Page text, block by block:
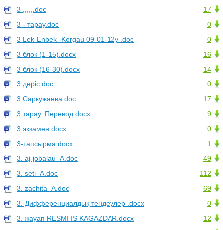
17
3 ,,,,,.doc
0
3 - тарау.doc
0
3 Lek-Enbek -Korgau 09-01-12y .doc
16
3 блок (1-15).docx
14
3 блок (16-30).docx
0
3 дәріс.doc
17
3 Саркужаева.doc
9
3 тарау. Перевод.docx
0
3 экзамен.docx
1
3-тапсырма.docx
49
3. aj-jobalau_A.doc
112
3. seti_A.doc
69
3. zachita_A.doc
0
3. Дифференциалдық теңдеулер .docx
12
3. жауап RESMI IS KAGAZDAR.docx